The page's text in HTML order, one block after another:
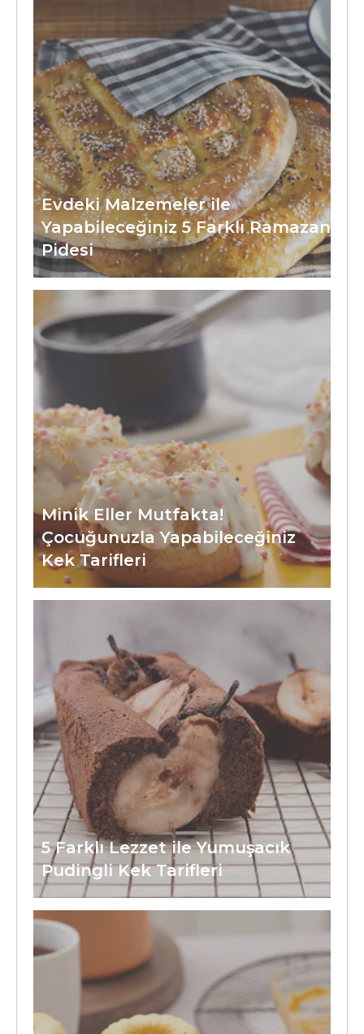
Evdeki Malzemeler ile
Yapabileceğiniz 5 Farklı Ramazan
Pidesi
Minik Eller Mutfakta!
Çocuğunuzla Yapabileceğiniz
Kek Tarifleri
5 Farklı Lezzet ile Yumuşacık
Pudingli Kek Tarifleri